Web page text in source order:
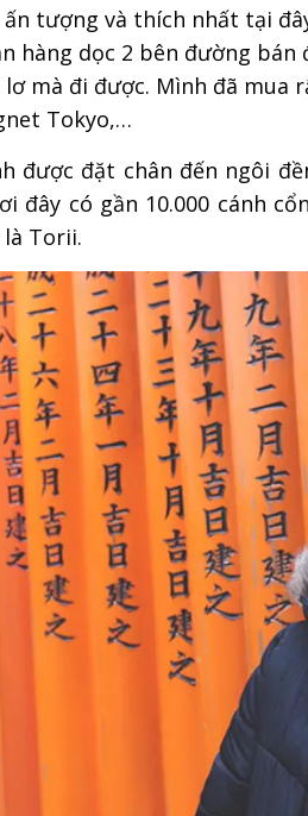
tượng và thích nhất tại
hàng dọc 2 bên đường
mà đi được. Mình đã
Tokyo,…
được đặt chân đến ngôi
đây có gần 10.000 cánh
Torii.